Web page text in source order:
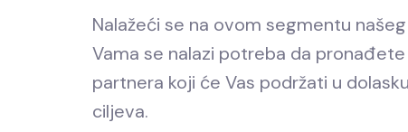
Nalažeći se na ovom segmentu
Vama se nalazi potreba da
partnera koji će Vas podržati u
ciljeva.